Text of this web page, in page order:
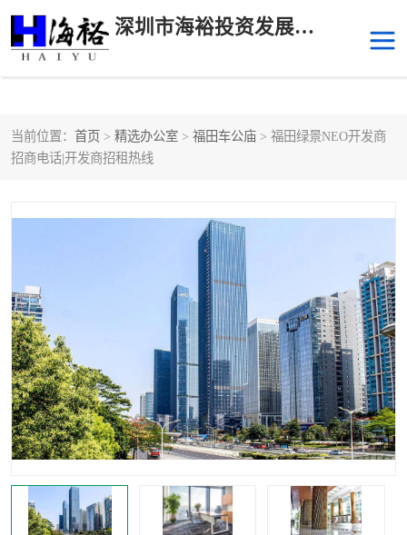
深圳市海裕投资发展有限公司
当前位置： 首页 > 精选办公室 > 福田车公庙 > 福田绿景NEO开发商
招商电话|开发商招租热线
后海
深圳湾科技生态园
福田中心区写字楼租赁 宝安中心区
深圳宝安 福田车公庙
罗湖水贝 南山南油
龙华 罗湖区
兴东 石岩